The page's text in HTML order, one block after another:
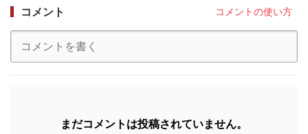
コメント コメントの使い方
まだコメントは投稿されていません。